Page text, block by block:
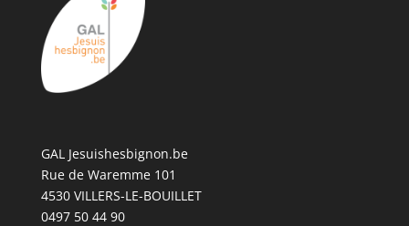
GAL Jesuishesbignon.be
Rue de Waremme 101
4530 VILLERS-LE-BOUILLET
0497 50 44 90